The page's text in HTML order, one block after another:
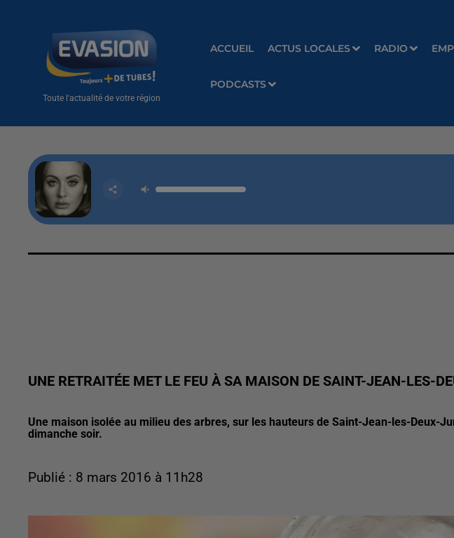
Toute l'actualité de votre région
ACCUEIL ACTUS LOCALES RADIO
PODCASTS
UNE RETRAITÉE MET LE FEU À SA MAISON DE SAINT-JEAN-LES-
Une maison isolée au milieu des arbres, sur les hauteurs de Saint-Jean-les-Deux-
dimanche soir.
Publié : 8 mars 2016 à 11h28